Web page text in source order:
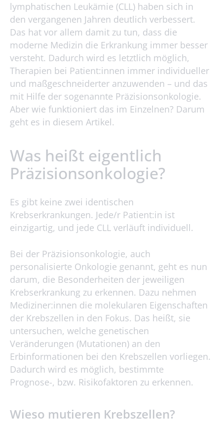
lymphatischen Leukämie (CLL) haben sich in
den vergangenen Jahren deutlich verbessert.
Das hat vor allem damit zu tun, dass die
moderne Medizin die Erkrankung immer besser
versteht. Dadurch wird es letztlich möglich,
Therapien bei Patient:innen immer individueller
und maßgeschneiderter anzuwenden – und das
mit Hilfe der sogenannte Präzisionsonkologie.
Aber wie funktioniert das im Einzelnen? Darum
geht es in diesem Artikel.
Was heißt eigentlich
Präzisionsonkologie?
Es gibt keine zwei identischen
Krebserkrankungen. Jede/r Patient:in ist
einzigartig, und jede CLL verläuft individuell.
Bei der Präzisionsonkologie, auch
personalisierte Onkologie genannt, geht es nun
darum, die Besonderheiten der jeweiligen
Krebserkrankung zu erkennen. Dazu nehmen
Mediziner:innen die molekularen Eigenschaften
der Krebszellen in den Fokus. Das heißt, sie
untersuchen, welche genetischen
Veränderungen (Mutationen) an den
Erbinformationen bei den Krebszellen vorliegen.
Dadurch wird es möglich, bestimmte
Prognose-, bzw. Risikofaktoren zu erkennen.
Wieso mutieren Krebszellen?